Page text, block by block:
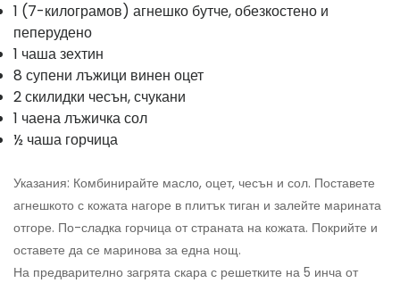
1 (7-килограмов) агнешко бутче, обезкостено и
пеперудено
1 чаша зехтин
8 супени лъжици винен оцет
2 скилидки чесън, счукани
1 чаена лъжичка сол
½ чаша горчица
Указания: Комбинирайте масло, оцет, чесън и сол. Поставете
агнешкото с кожата нагоре в плитък тиган и залейте марината
отгоре. По-сладка горчица от страната на кожата. Покрийте и
оставете да се маринова за една нощ.
На предварително загрята скара с решетките на 5 инча от